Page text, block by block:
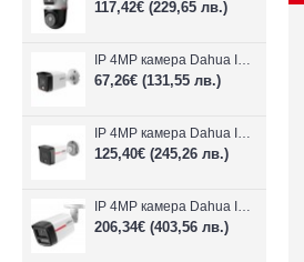
117,42€ (229,65 лв.)
IP 4MP камера Dahua IPC-B1E40-A-0280B, 2.8mm, IR 30m
67,26€ (131,55 лв.)
IP 4MP камера Dahua IPC-HFW1439TC1-A-LED-0280B-PRO, 2.8mm, IR 30m
125,40€ (245,26 лв.)
IP 4MP камера Dahua IPC-HFW2449TL-S-LED-0280B-PRO, 2.8mm, IR 50m
206,34€ (403,56 лв.)